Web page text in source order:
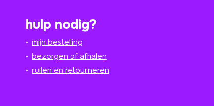
hulp nodig?
mijn bestelling
bezorgen of afhalen
ruilen en retourneren